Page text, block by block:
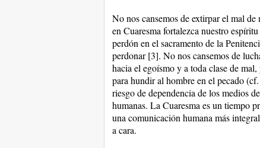
No nos cansemos de extirpar el mal
en Cuaresma fortalezca nuestro
perdón en el sacramento de la
perdonar [3]. No nos cansemos de
hacia el egoísmo y a toda clase de
para hundir al hombre en el pecado
riesgo de dependencia de los medios
humanas. La Cuaresma es un tiempo
una comunicación humana más
a cara.